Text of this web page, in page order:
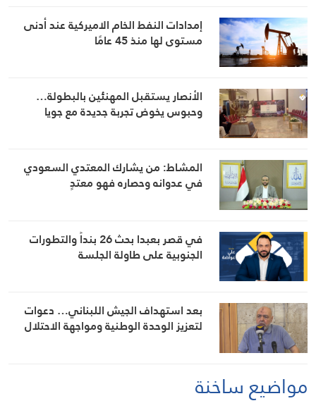
إمدادات النفط الخام الاميركية عند أدنى
مستوى لها منذ 45 عامًا
الأنصار يستقبل المهنئين بالبطولة…
وحبوس يخوض تجربة جديدة مع جويا
المشاط: من يشارك المعتدي السعودي
في عدوانه وحصاره فهو معتدٍ
في قصر بعبدا بحث 26 بنداً والتطورات
الجنوبية على طاولة الجلسة
بعد استهداف الجيش اللبناني… دعوات
لتعزيز الوحدة الوطنية ومواجهة الاحتلال
مواضيع ساخنة